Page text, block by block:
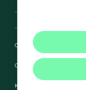
Ochrana osobných údajov
Cookies
Kontakt